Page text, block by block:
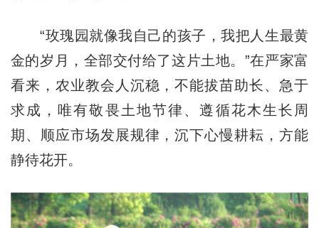
“玫瑰园就像我自己的孩子，我把人生最黄
金的岁月，全部交付给了这片土地。”在严家富
看来，农业教会人沉稳，不能拔苗助长、急于
求成，唯有敬畏土地节律、遵循花木生长周
期、顺应市场发展规律，沉下心慢耕耘，方能
静待花开。